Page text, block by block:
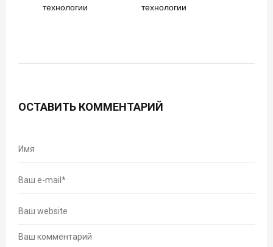
технологии
технологии
ОСТАВИТЬ КОММЕНТАРИЙ